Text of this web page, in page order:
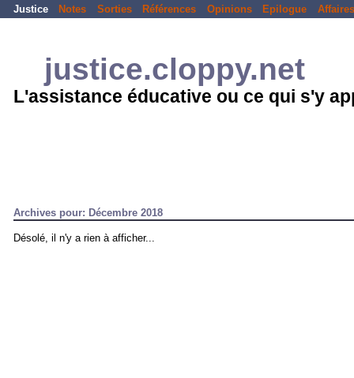
Justice Notes Sorties Références Opinions Epilogue Affaires
justice.cloppy.net
L'assistance éducative ou ce qui s'y
Archives pour: Décembre 2018
Désolé, il n'y a rien à afficher...